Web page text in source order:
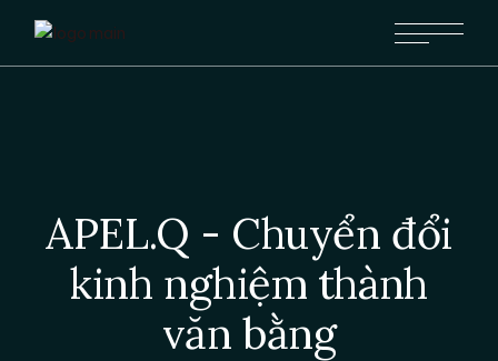
APEL.Q - Chuyển đổi
kinh nghiệm thành
văn bằng